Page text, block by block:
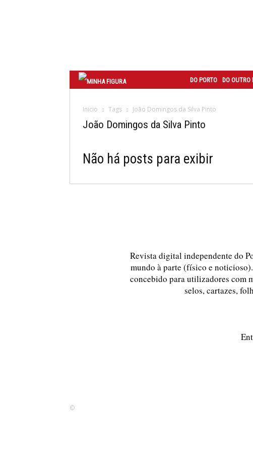
DO PORTO DO OUTRO
Inicio Tags João Domingos da Silva Pinto
João Domingos da Silva Pinto
Não há posts para exibir
Revista digital independente do
mundo à parte (físico e
concebido para utilizadores com
selos, cartazes,
©